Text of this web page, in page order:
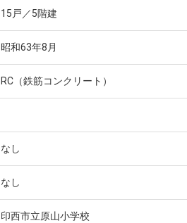
15戸／5階建
昭和63年8月
RC（鉄筋コンクリート）
なし
なし
印西市立原山小学校